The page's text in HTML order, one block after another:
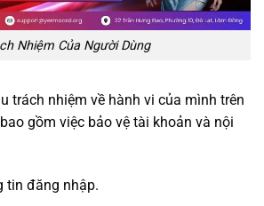
Nhiệm Của Người Dùng
trách nhiệm về hành vi của mình trên
gồm việc bảo vệ tài khoản và nội
tin đăng nhập.